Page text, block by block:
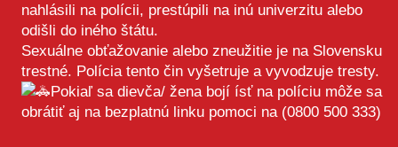
nahlásili na polícii, prestúpili na inú univerzitu alebo
odišli do iného štátu.
Sexuálne obťažovanie alebo zneužitie je na Slovensku
trestné. Polícia tento čin vyšetruje a vyvodzuje tresty.
Pokiaľ sa dievča/ žena bojí ísť na políciu môže sa
obrátiť aj na bezplatnú linku pomoci na (0800 500 333)